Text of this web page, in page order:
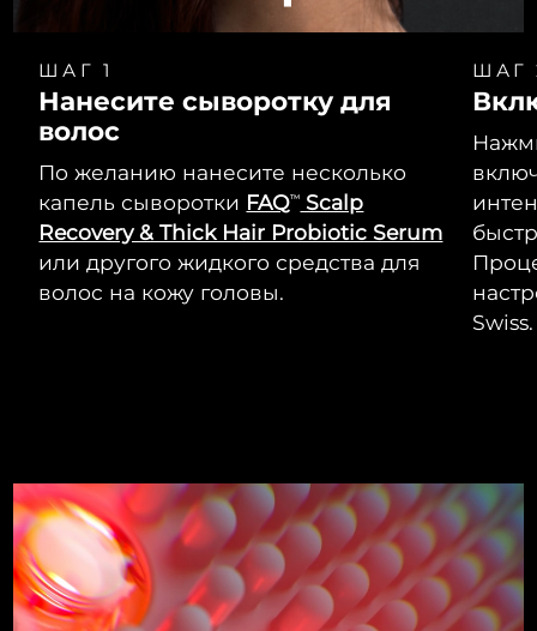
ШАГ 1
Нанесите сыворотку для
волос
По желанию нанесите несколько
капель сыворотки FAQTM
Scalp
Recovery & Thick Hair Probiotic Serum
или другого жидкого средства для
волос на кожу головы.
ШАГ